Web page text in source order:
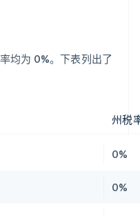
均为 0%。下表列出了
州税
0%
0%